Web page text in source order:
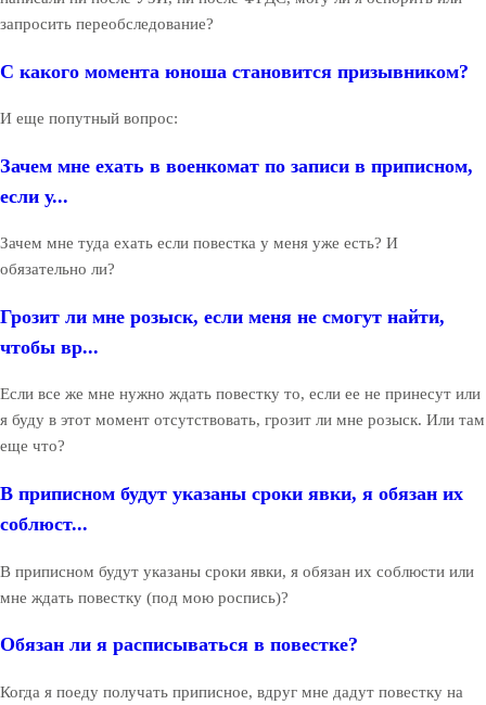
запросить переобследование?
С какого момента юноша становится призывником?
И еще попутный вопрос:
Зачем мне ехать в военкомат по записи в приписном,
если у...
Зачем мне туда ехать если повестка у меня уже есть? И
обязательно ли?
Грозит ли мне розыск, если меня не смогут найти,
чтобы вр...
Если все же мне нужно ждать повестку то, если ее не принесут или
я буду в этот момент отсутствовать, грозит ли мне розыск. Или там
еще что?
В приписном будут указаны сроки явки, я обязан их
соблюст...
В приписном будут указаны сроки явки, я обязан их соблюсти или
мне ждать повестку (под мою роспись)?
Обязан ли я расписываться в повестке?
Когда я поеду получать приписное, вдруг мне дадут повестку на